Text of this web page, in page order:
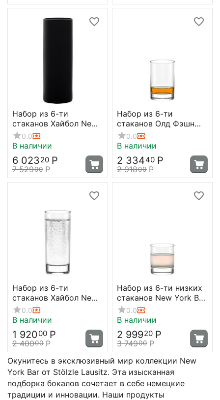
Набор из 6-ти
стаканов Хайбол New
York Bar 320 мл, D59.5
мм, H166.5 мм, цвет
0.0
В наличии
6 02320 Р
7 52900 Р
Набор из 6-ти
стаканов Олд Фэшн
New York Bar 290 мл,
D 70 мм, H 107 мм,
0.0
В наличии
2 33440 Р
2 91800 Р
Набор из 6-ти
стаканов Хайбол New
York Bar 260 мл, D 55
мм, H 140 мм, Stolzle
0.0
В наличии
1 92000 Р
2 40000 Р
Набор из 6-ти низких
стаканов New York Bar,
190 мл, D 68 мм, H 80
мм, Stolzle
0.0
В наличии
2 99920 Р
3 74900 Р
Окунитесь в эксклюзивный мир коллекции New
York Bar от Stölzle Lausitz. Эта изысканная
подборка бокалов сочетает в себе немецкие
традиции и инновации. Наши продукты